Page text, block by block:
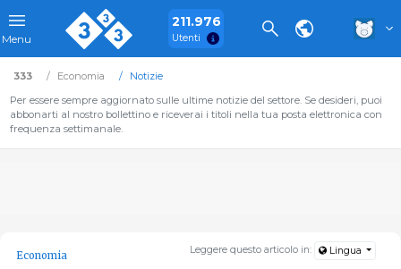
Menu
211.976
Utenti
333 Economia
Notizie
Per essere sempre aggiornato sulle ultime notizie del settore. Se desideri, puoi
abbonarti al nostro bollettino e riceverai i titoli nella tua posta elettronica con
frequenza settimanale.
Leggere questo articolo in: Lingua
Economia